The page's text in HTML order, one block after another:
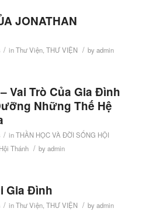
JONATHAN
/ inThư Viện, THƯ VIỆN / byadmin
Vai Trò Của Gia Đình
Những Thế Hệ
/ inTHẦN HỌC VÀ ĐỜI SỐNG HỘI
Thánh / byadmin
Gia Đình
/ inThư Viện, THƯ VIỆN / byadmin